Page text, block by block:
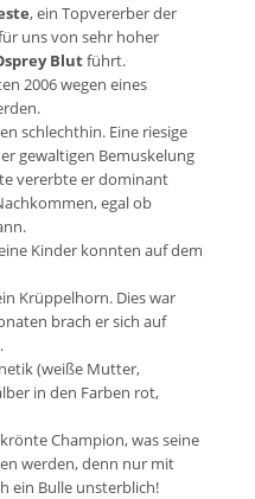
, ein Topvererber der
uns von sehr hoher
Blutführt.
2006 wegen eines
schlechthin. Eine riesige
gewaltigen Bemuskelung
vererbte er dominant
egal ob
Kinder konnten auf dem
Krüppelhorn. Dies war
brach er sich auf
(weiße Mutter,
in den Farben rot,
Champion, was seine
werden, denn nur mit
ein Bulle unsterblich!